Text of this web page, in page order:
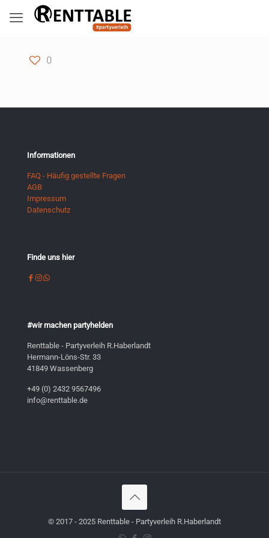
0
Informationen
FAQ - Häufig gestellte Fragen
AGB
Impressum
Datenschutz
Finde uns hier
#wir machen partyhelden
Renttable - Partyverleih R.Haberlandt
Hermann-Löns-Str. 33
41849 Wassenberg
+49 (0) 2432 9567496
info@renttable.de
© 2017 - 2025 Renttable - Partyverleih R.Haberlandt